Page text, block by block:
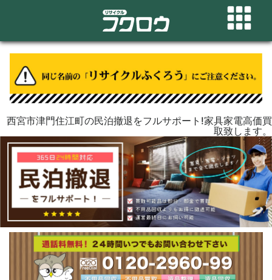
西宮市津門住江町の民泊撤退をフルサポート!家具家電高価買
取致します。